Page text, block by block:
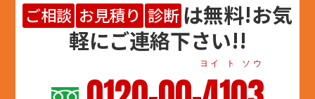
ご相談 お見積り 診断 は無料!お気
軽にご連絡下さい!!
ヨイ ト ソウ